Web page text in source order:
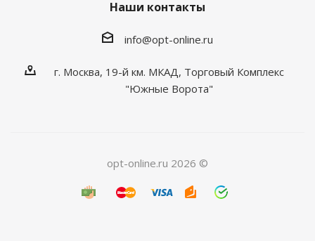
Наши контакты
info@opt-online.ru
г. Москва, 19-й км. МКАД, Торговый Комплекс
"Южные Ворота"
opt-online.ru 2026 ©